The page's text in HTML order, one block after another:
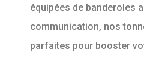
équipées de banderoles
communication, nos
parfaites pour booster